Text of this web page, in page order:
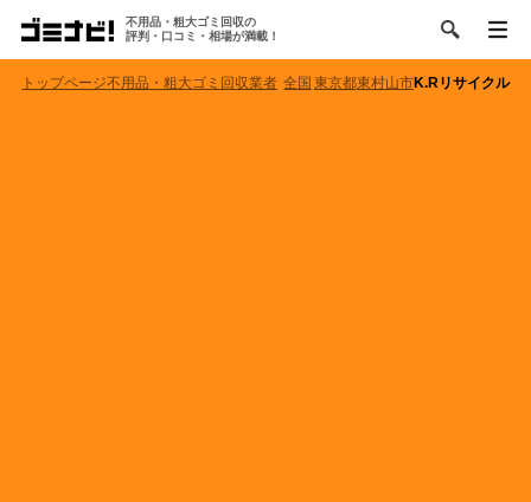
不用品・粗大ゴミ回収の
評判・口コミ・相場が満載！
トップページ不用品・粗大ゴミ回収業者 全国 東京都東村山市K.Rリサイクル